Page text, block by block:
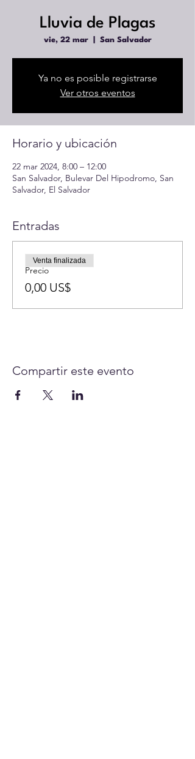
Lluvia de Plagas
vie, 22 mar
  |
San Salvador
Ya no es posible registrarse
Ver otros eventos
Horario y ubicación
22 mar 2024, 8:00 – 12:00
San Salvador, Bulevar Del Hipodromo, San
Salvador, El Salvador
Entradas
Precio
0,00 US$
Venta finalizada
Compartir este evento